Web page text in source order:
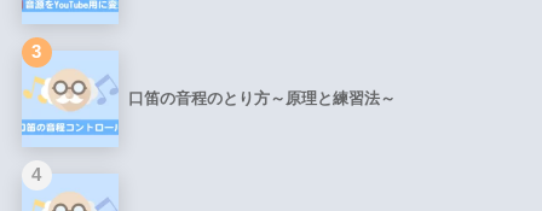
3
口笛の音程のとり方～原理と練習法～
4